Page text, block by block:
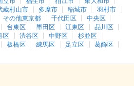
蔵村山市 多摩市 稲城市
羽村市
その他東京都 千代田区
中央区
台東区 墨田区 江東区
品川区
区 渋谷区 中野区
杉並区
板橋区 練馬区 足立区
葛飾区